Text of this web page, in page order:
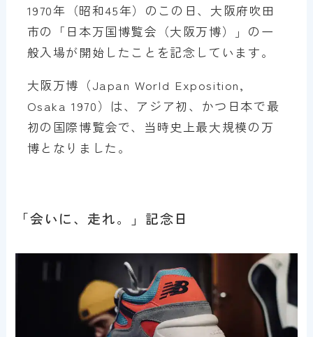
1970年（昭和45年）のこの日、大阪府吹田
市の「日本万国博覧会（大阪万博）」の一
般入場が開始したことを記念しています。
大阪万博（Japan World Exposition,
Osaka 1970）は、アジア初、かつ日本で最
初の国際博覧会で、当時史上最大規模の万
博となりました。
「会いに、走れ。」記念日